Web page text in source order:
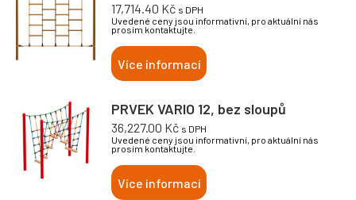
17,714.40 Kč s DPH
Uvedené ceny jsou informativní, pro aktuální nás
prosím kontaktujte.
Více informací
PRVEK VARIO 12, bez sloupů
36,227.00 Kč s DPH
Uvedené ceny jsou informativní, pro aktuální nás
prosím kontaktujte.
Více informací